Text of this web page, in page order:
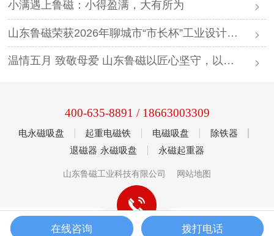
小满遇上鲁磁：小得盈满，大有所为
山东鲁磁荣获2026年聊城市“市长杯”工业设计大赛金奖
温情五月 致敬母爱 山东鲁磁以匠心坚守，以品质传递温暖力量
400-635-8891 / 18663003309
电永磁吸盘 起重电磁铁 电磁吸盘
除铁器
退磁器 永磁吸盘 永磁起重器
山东鲁磁工业科技有限公司 网站地图
在线咨询 拨打电话